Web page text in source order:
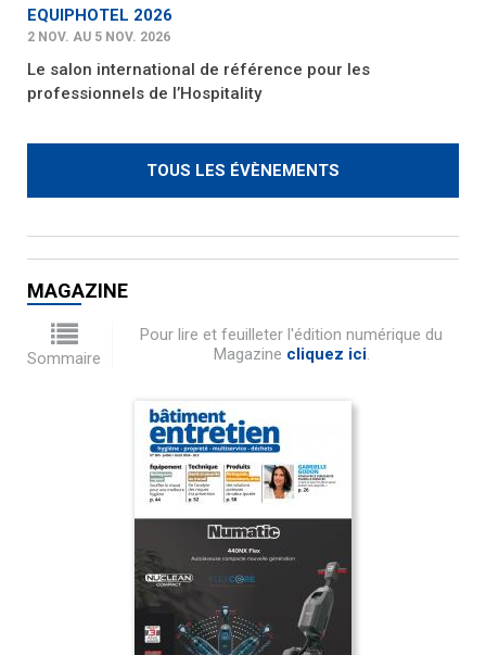
EQUIPHOTEL 2026
2 NOV. AU 5 NOV. 2026
Le salon international de référence pour les
professionnels de l’Hospitality
TOUS LES ÉVÈNEMENTS
MAGAZINE
Sommaire
Pour lire et feuilleter l'édition numérique du
Magazine cliquez ici.